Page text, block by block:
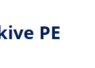
PE